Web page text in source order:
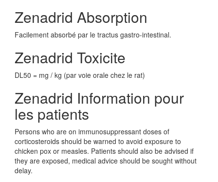
Zenadrid Absorption
Facilement absorbé par le tractus gastro-intestinal.
Zenadrid Toxicite
DL50 = mg / kg (par voie orale chez le rat)
Zenadrid Information pour
les patients
Persons who are on immunosuppressant doses of
corticosteroids should be warned to avoid exposure to
chicken pox or measles. Patients should also be advised if
they are exposed, medical advice should be sought without
delay.